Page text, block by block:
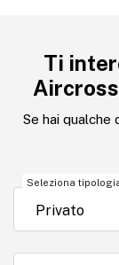
Ti
Se hai qualche
Seleziona